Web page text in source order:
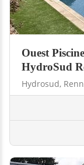
Ouest
HydroSud
Hydrosud,